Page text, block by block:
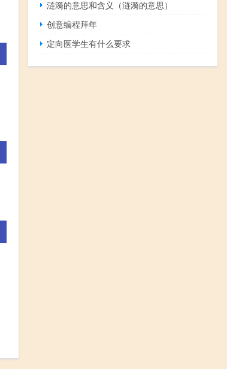
涟漪的意思和含义（涟漪的意思）
创意编程拜年
定向医学生有什么要求